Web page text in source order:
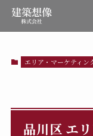
エリア・マーケティン
品川区 エ